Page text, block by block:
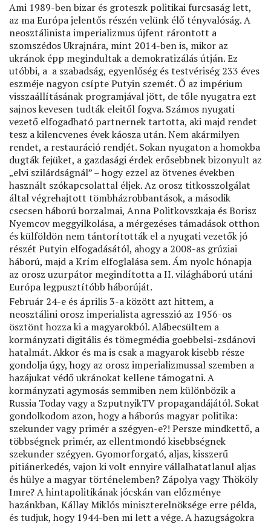
Ami 1989-ben bizar és groteszk politikai furcsaság lett,
az ma Európa jelentős részén velünk élő tényvalóság. A
neosztálinista imperializmus újfent rárontott a
szomszédos Ukrajnára, mint 2014-ben is, mikor az
ukránok épp megindultak a demokratizálás útján. Ez
utóbbi, a a szabadság, egyenlőség és testvériség 233 éves
eszméje nagyon csípte Putyin szemét. Ő az impérium
visszaállításának programjával jött, de tőle nyugatra ezt
sajnos kevesen tudták eleitől fogva. Számos nyugati
vezető elfogadható partnernek tartotta, aki majd rendet
tesz a kilencvenes évek káosza után. Nem akármilyen
rendet, a restauráció rendjét. Sokan nyugaton a homokba
dugták fejüket, a gazdasági érdek erősebbnek bizonyult az
„elvi szilárdságnál” – hogy ezzel az ötvenes években
használt szókapcsolattal éljek. Az orosz titkosszolgálat
által végrehajtott tömbházrobbantások, a második
csecsen háború borzalmai, Anna Politkovszkaja és Borisz
Nyemcov meggyilkolása, a mérgezéses támadások otthon
és külföldön nem tántorították el a nyugati vezetők jó
részét Putyin elfogadásától, ahogy a 2008-as grúziai
háború, majd a Krím elfoglalása sem. Ám nyolc hónapja
az orosz uzurpátor megindította a II. világháború utáni
Európa legpusztítóbb háborúját.
Február 24-e és április 3-a között azt hittem, a
neosztálini orosz imperialista agresszió az 1956-os
ösztönt hozza ki a magyarokból. Alábecsültem a
kormányzati digitális és tömegmédia goebbelsi-zsdánovi
hatalmát. Akkor és ma is csak a magyarok kisebb része
gondolja úgy, hogy az orosz imperializmussal szemben a
hazájukat védő ukránokat kellene támogatni. A
kormányzati agymosás semmiben nem különbözik a
Russia Today vagy a SzputnyikTV propagandájától. Sokat
gondolkodom azon, hogy a háborús magyar politika:
szekunder vagy primér a szégyen-e?! Persze mindkettő, a
többségnek primér, az ellentmondó kisebbségnek
szekunder szégyen. Gyomorforgató, aljas, kisszerű
pitiánerkedés, vajon ki volt ennyire vállalhatatlanul aljas
és hülye a magyar történelemben? Zápolya vagy Thököly
Imre? A hintapolitikának jócskán van előzménye
hazánkban, Kállay Miklós miniszterelnöksége erre példa,
és tudjuk, hogy 1944-ben mi lett a vége. A hazugságokra